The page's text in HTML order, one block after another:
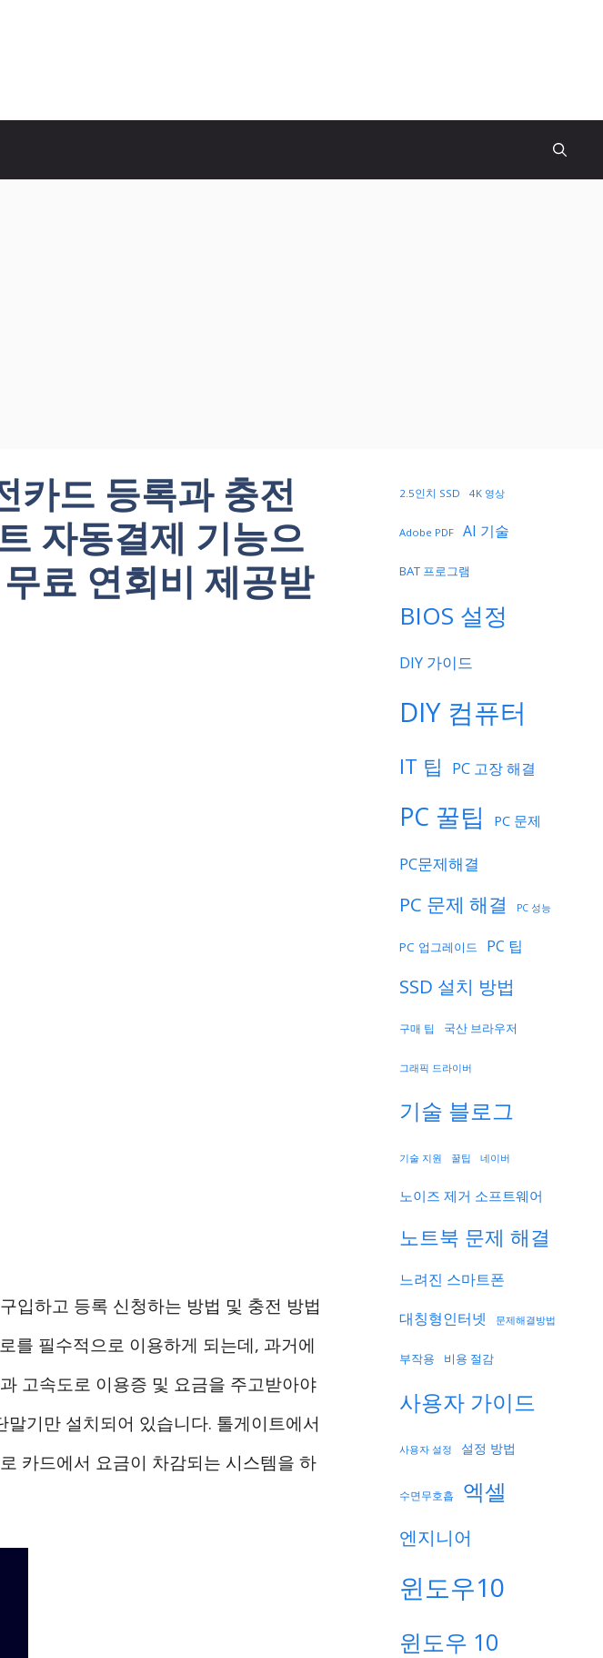
카드 등록과 충전
자동결제 기능으
료 연회비 제공받
입하고 등록 신청하는 방법 및 충전 방법
를 필수적으로 이용하게 되는데, 과거에
고속도로 이용증 및 요금을 주고받아야
기만 설치되어 있습니다. 톨게이트에서
카드에서 요금이 차감되는 시스템을 하
2.5인치 SSD 4K 영상
Adobe PDF AI 기술
BAT 프로그램
BIOS 설정
DIY 가이드
DIY 컴퓨터
IT 팁 PC 고장 해결
PC 꿀팁 PC 문제
PC문제해결
PC 문제 해결 PC 성능
PC 업그레이드 PC 팁
SSD 설치 방법
구매 팁 국산 브라우저
그래픽 드라이버
기술 블로그
기술 지원 꿀팁 네이버
노이즈 제거 소프트웨어
노트북 문제 해결
느려진 스마트폰
대칭형인터넷
문제해결방법
부작용 비용 절감
사용자 가이드
사용자 설정 설정 방법
수면무호흡 엑셀
엔지니어
윈도우10
윈도우 10